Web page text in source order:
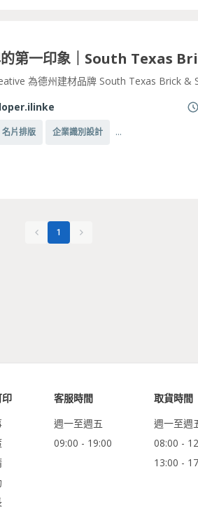
為德州建材品牌 South Texas Brick &
名片排版 企業識別設計 ...
1
印
客服時間
週一至週五
09:00 - 19:00
取貨時間
週一至週
08:00 -
13:00 -